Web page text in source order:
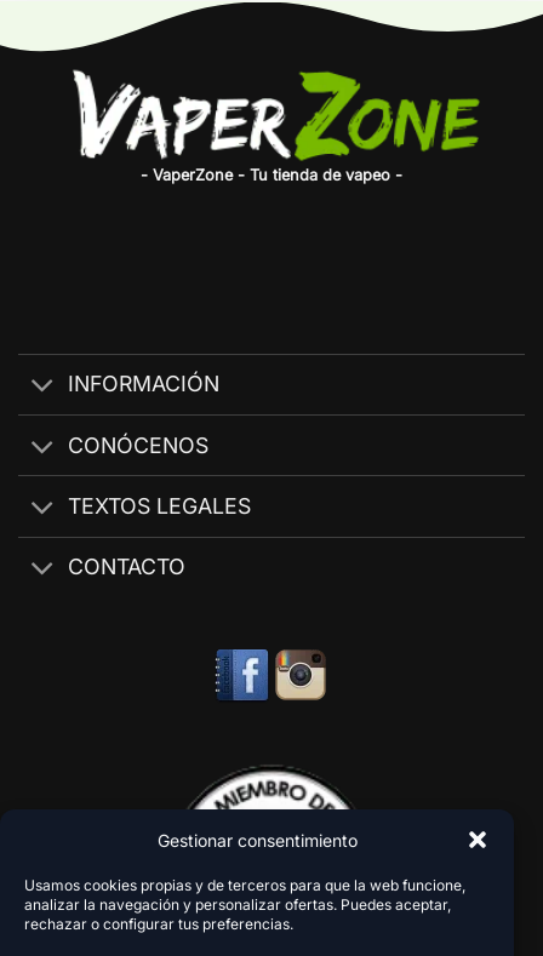
Gestionar consentimiento
Usamos cookies propias y de terceros para que la web funcione,
analizar la navegación y personalizar ofertas. Puedes aceptar,
rechazar o configurar tus preferencias.
- VaperZone - Tu tienda de vapeo -
INFORMACIÓN
CONÓCENOS
TEXTOS LEGALES
CONTACTO